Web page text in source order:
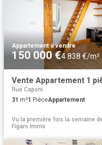
Appartement·à vendre
150 000 €4 838 €/m²
Vente Appartement 1
Rue Caponi
31 m²1 PièceAppartement
Vu la première fois la semaine
Figaro Immo